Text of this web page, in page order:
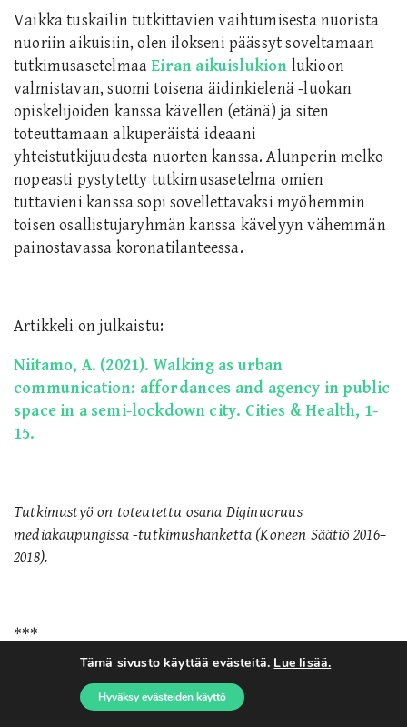
Vaikka tuskailin tutkittavien vaihtumisesta nuorista
nuoriin aikuisiin, olen ilokseni päässyt soveltamaan
tutkimusasetelmaaEiran aikuislukion lukioon
valmistavan, suomi toisena äidinkielenä -luokan
opiskelijoiden kanssa kävellen (etänä) ja siten
toteuttamaan alkuperäistä ideaani
yhteistutkijuudesta nuorten kanssa. Alunperin melko
nopeasti pystytetty tutkimusasetelma omien
tuttavieni kanssa sopi sovellettavaksi myöhemmin
toisen osallistujaryhmän kanssa kävelyyn vähemmän
painostavassa koronatilanteessa.
Artikkeli on julkaistu:
Niitamo, A. (2021). Walking as urban
communication: affordances and agency in public
space in a semi-lockdown city. Cities & Health, 1-
15.
Tutkimustyö on toteutettu osana Diginuoruus
mediakaupungissa -tutkimushanketta (Koneen Säätiö 2016–
2018).
***
Kuvat: kaikki kuvat Annaliina Niitamo.
Tämä sivusto käyttää evästeitä. Lue lisää.
Hyväksy evästeiden käyttö